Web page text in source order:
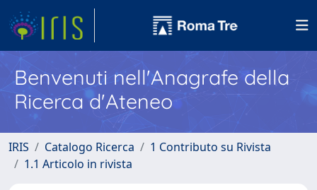
Benvenuti nell'Anagrafe della
Ricerca d'Ateneo
IRIS Catalogo Ricerca
1 Contributo su Rivista
1.1 Articolo in rivista